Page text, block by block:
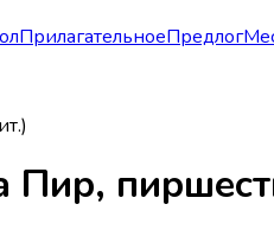
ПрилагательноеПредлог
Пир,